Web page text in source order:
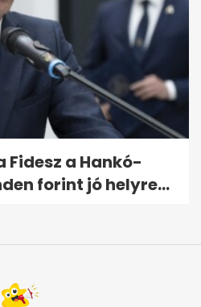
Fidesz a Hankó-
forint jó helyre...